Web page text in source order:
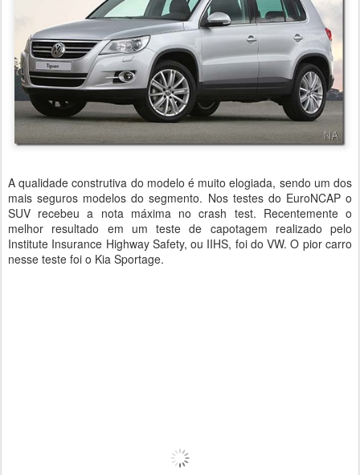
A qualidade construtiva do modelo é muito elogiada, sendo um dos
mais seguros modelos do segmento. Nos testes do EuroNCAP o
SUV recebeu a nota máxima no crash test. Recentemente o
melhor resultado em um teste de capotagem realizado pelo
Institute Insurance Highway Safety, ou IIHS, foi do VW. O pior carro
nesse teste foi o Kia Sportage.